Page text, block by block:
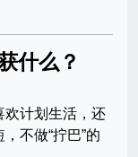
什么？
欢计划生活，还
不做“拧巴”的